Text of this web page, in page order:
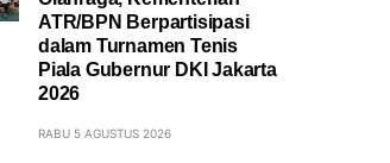
ATR/BPN Berpartisipasi
dalam Turnamen Tenis
Piala Gubernur DKI Jakarta
2026
RABU 5 AGUSTUS 2026